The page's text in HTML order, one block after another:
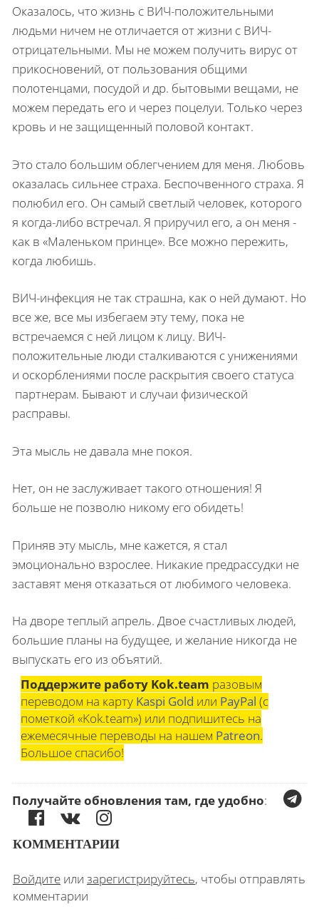
Оказалось, что жизнь с ВИЧ-положительными
людьми ничем не отличается от жизни с ВИЧ-
отрицательными. Мы не можем получить вирус от
прикосновений, от пользования общими
полотенцами, посудой и др. бытовыми вещами, не
можем передать его и через поцелуи. Только через
кровь и не защищенный половой контакт.
Это стало большим облегчением для меня. Любовь
оказалась сильнее страха. Беспочвенного страха. Я
полюбил его. Он самый светлый человек, которого
я когда-либо встречал. Я приручил его, а он меня -
как в «Маленьком принце». Все можно пережить,
когда любишь.
ВИЧ-инфекция не так страшна, как о ней думают. Но
все же, все мы избегаем эту тему, пока не
встречаемся с ней лицом к лицу. ВИЧ-
положительные люди сталкиваются с унижениями
и оскорблениями после раскрытия своего статуса
партнерам. Бывают и случаи физической
расправы.
Эта мысль не давала мне покоя.
Нет, он не заслуживает такого отношения! Я
больше не позволю никому его обидеть!
Приняв эту мысль, мне кажется, я стал
эмоционально взрослее. Никакие предрассудки не
заставят меня отказаться от любимого человека.
На дворе теплый апрель. Двое счастливых людей,
большие планы на будущее, и желание никогда не
выпускать его из объятий.
Поддержите работу Kok.team разовым
переводом на карту Kaspi Gold или PayPal (с
пометкой «Kok.team») или подпишитесь на
ежемесячные переводы на нашем Patreon.
Большое спасибо!
Получайте обновления там, где удобно:
КОММЕНТАРИИ
Войдите или зарегистрируйтесь, чтобы отправлять
комментарии